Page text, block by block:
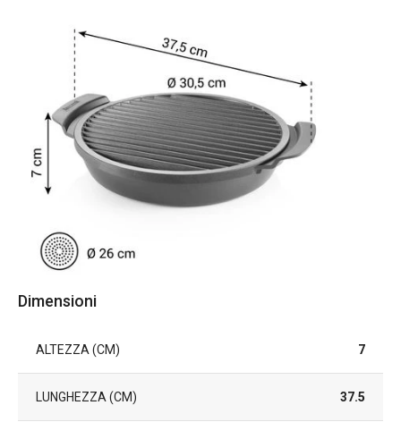
Dimensioni
ALTEZZA (CM) 7
LUNGHEZZA (CM) 37.5